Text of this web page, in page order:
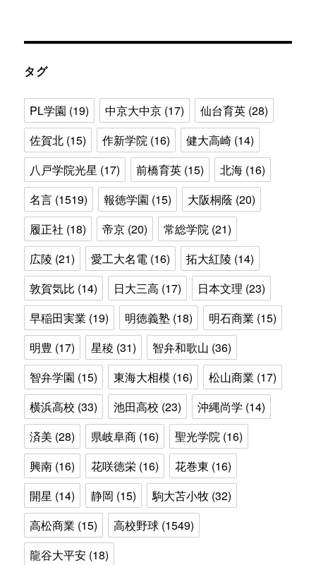
ー
タグ
PL学園 (19) 中京大中京 (17) 仙台育英 (28)
佐賀北 (15) 作新学院 (16) 健大高崎 (14)
八戸学院光星 (17) 前橋育英 (15) 北海 (16)
名言 (1519) 報徳学園 (15) 大阪桐蔭 (20)
履正社 (18) 帝京 (20) 常総学院 (21)
広陵 (21) 愛工大名電 (16) 拓大紅陵 (14)
敦賀気比 (14) 日大三高 (17) 日本文理 (23)
早稲田実業 (19) 明徳義塾 (18) 明石商業 (15)
明豊 (17) 星稜 (31) 智弁和歌山 (36)
智弁学園 (15) 東海大相模 (16) 松山商業 (17)
横浜高校 (33) 池田高校 (23) 沖縄尚学 (14)
済美 (28) 県岐阜商 (16) 聖光学院 (16)
興南 (16) 花咲徳栄 (16) 花巻東 (16)
開星 (14) 静岡 (15) 駒大苫小牧 (32)
高松商業 (15) 高校野球 (1549)
龍谷大平安 (18)